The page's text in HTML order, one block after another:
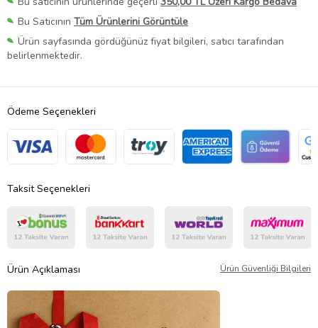
Bu Satıcının Tüm Ürünlerini Görüntüle
Ürün sayfasında gördüğünüz fiyat bilgileri, satıcı tarafından
belirlenmektedir.
Ödeme Seçenekleri
Taksit Seçenekleri
Ürün Açıklaması Ürün Güvenliği Bilgileri